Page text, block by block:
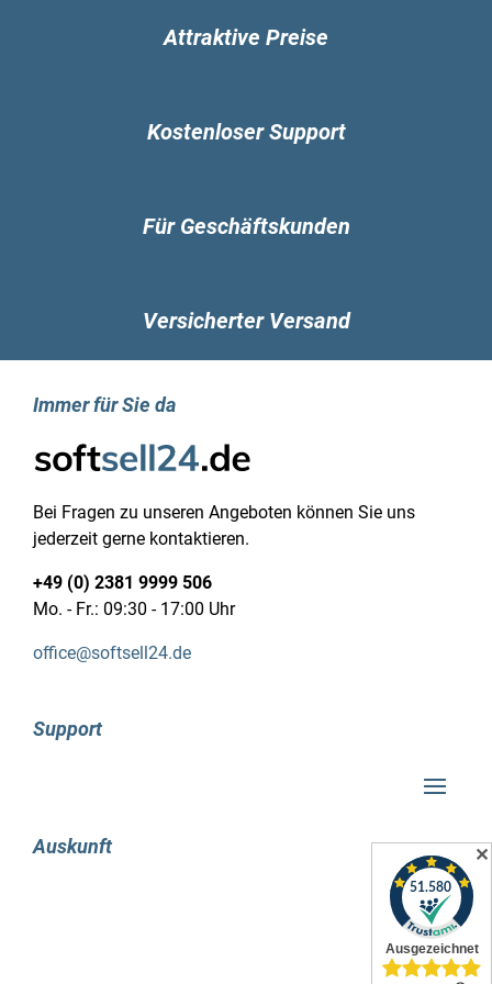
zuverlässige Vorhersagen über die Stabilität und
Leistung des Servers automatisch zu
Die hybride Cloudlösung erreichen Sie
Microsoft hat im Jahr 2017 „Honolulu“
vorgestellt, das jetzt als Teil von Windows
Serverumgebungen zu migrieren und sie mit
Implementierung hybrider Cloud-Szenarien und
Recovery in die vorhandene Infrastruktur.
Verbesserte virtuelle Server
Server 2019 wurden signifikante Fortschritte in
Bezug auf virtuelle Maschinen (VMs) erzielt.
auch unterstützt, sodass VMs in
werden können. Abgesehen von der
umfassenden Netzwerkverschlüsselung besteht
des neuen Betriebssystems weiter ausgebaut.
Attraktive Preise
Kostenloser Support
Für Geschäftskunden
Versicherter Versand
Immer für Sie da
Bei Fragen zu unseren Angeboten können Sie uns
jederzeit gerne kontaktieren.
+49 (0) 2381 9999 506
Mo. - Fr.: 09:30 - 17:00 Uhr
office@softsell24.de
Support
Auskunft ✕